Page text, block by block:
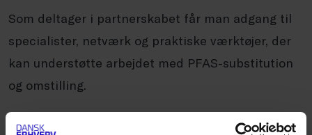
Som deltager i partnerskabet får man adgang til
specialister, netværk og praktiske værktøjer, der
kan understøtte arbejdet med PFAS-substitution
og omstilling.
Deltagere i partnerskabet kan blandt andet: